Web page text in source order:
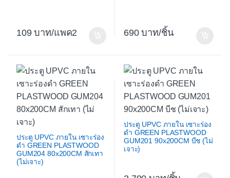
109 /แพค2 690 /ชิ้น
ประตู UPVC ภายใน เซาะร่อง
ดำ GREEN PLASTWOOD
GUM204 80x200CM สักเทา
(ไม่เจาะ)
ประตู UPVC ภายใน เซาะร่อง
ดำ GREEN PLASTWOOD
GUM201 90x200CM บีช (ไม่
เจาะ)